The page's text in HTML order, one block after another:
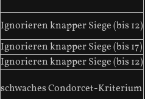
Ignorieren knapper Siege (bis 12)
Ignorieren knapper Siege (bis 17)
Ignorieren knapper Siege (bis 12)
schwaches Condorcet-Kriterium